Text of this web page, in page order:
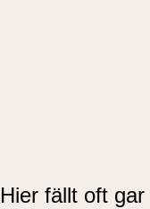
Hier fällt oft